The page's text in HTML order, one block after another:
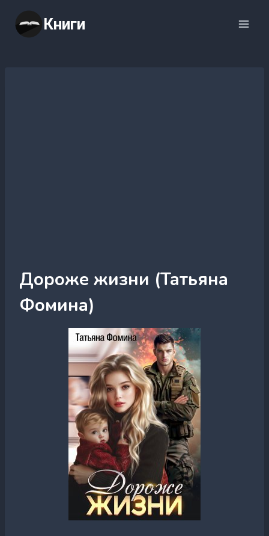
содержимому
Книги
Дороже жизни (Татьяна
Фомина)